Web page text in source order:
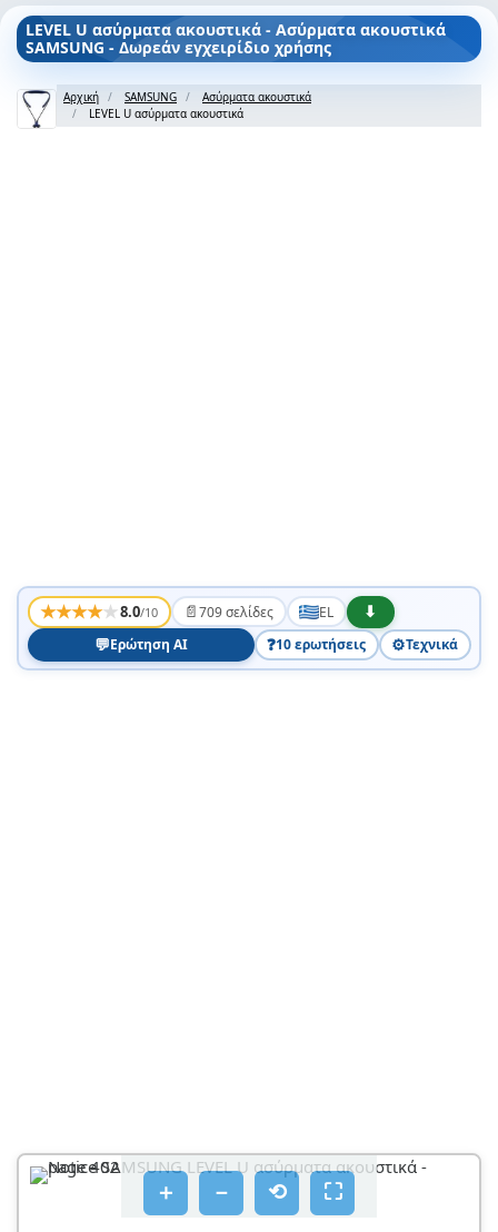
LEVEL U ασύρματα ακουστικά - Ασύρματα ακουστικά
SAMSUNG - Δωρεάν εγχειρίδιο χρήσης
Αρχική SAMSUNG
Ασύρματα ακουστικά
LEVEL U ασύρματα ακουστικά
★★★★★8.0/10 📄709 σελίδες EL
⬇
💬Ερώτηση AI ❓10 ερωτήσεις ⚙️Τεχνικά
＋ － ⟲ ⛶